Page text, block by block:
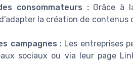
consommateurs :Grâce à
la création de
campagnes :Les entreprises
sociaux ou via leur page